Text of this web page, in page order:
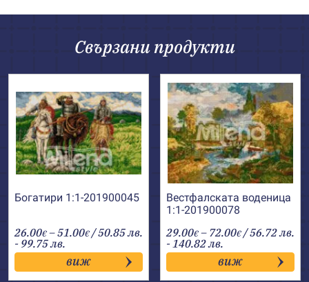
Свързани продукти
Богатири 1:1-201900045
26.00€ –51.00€Price
range:
26.00€
through
51.00€
/ 50.85 лв.
- 99.75 лв.
виж
Вестфалската воденица
1:1-201900078
29.00€ – 72.00€Price
range:
29.00€
through
72.00€
/ 56.72 лв.
- 140.82 лв.
виж